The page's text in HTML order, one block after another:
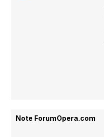
Note ForumOpera.com